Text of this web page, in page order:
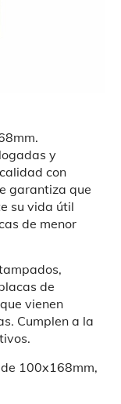
y
con
garantiza que
su vida útil
de menor
de
vienen
Cumplen a la
100x168mm,